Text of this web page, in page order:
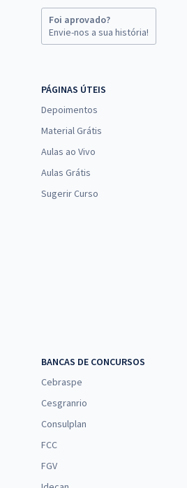
Foi aprovado?
Envie-nos a sua história!
PÁGINAS ÚTEIS
Depoimentos
Material Grátis
Aulas ao Vivo
Aulas Grátis
Sugerir Curso
BANCAS DE CONCURSOS
Cebraspe
Cesgranrio
Consulplan
FCC
FGV